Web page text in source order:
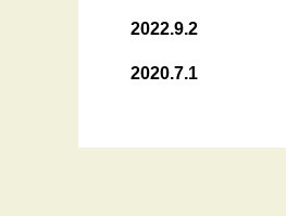
2022.9.2
2020.7.1